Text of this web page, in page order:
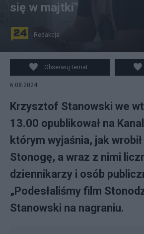
Źródło zdjęcia: Krzysztof
się w majtki"
Redakcja
Obserwuj temat
6.08.2024
Krzysztof Stanowski we
13.00 opublikował na
którym wyjaśnia, jak
Stonogę, a wraz z nimi
dziennikarzy i osób
„Podesłaliśmy film
Stanowski na nagraniu.